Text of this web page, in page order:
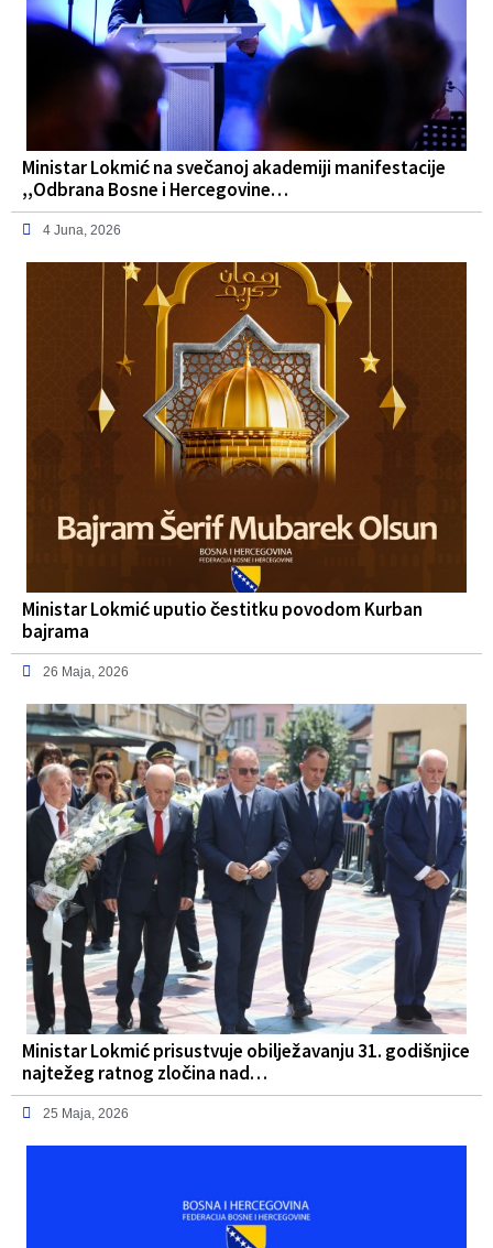
Ministar Lokmić na svečanoj akademiji manifestacije
,,Odbrana Bosne i Hercegovine…
4 Juna, 2026
Ministar Lokmić uputio čestitku povodom Kurban
bajrama
26 Maja, 2026
Ministar Lokmić prisustvuje obilježavanju 31. godišnjice
najtežeg ratnog zločina nad…
25 Maja, 2026